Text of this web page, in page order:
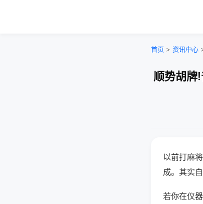
首页 > 资讯中心
顺势胡牌
以前打麻
成。其实
若你在仪